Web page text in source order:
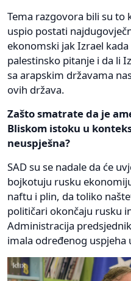
Tema razgovora bili su to
uspio postati
ekonomski jak Izrael
palestinsko pitanje i da li
sa arapskim državama
ovih država.
Zašto smatrate da je
Bliskom istoku u
neuspješna?
SAD su se nadale da će
bojkotuju rusku
naftu i plin, da toliko
političari okončaju rusku
Administracija
imala određenog uspjeha